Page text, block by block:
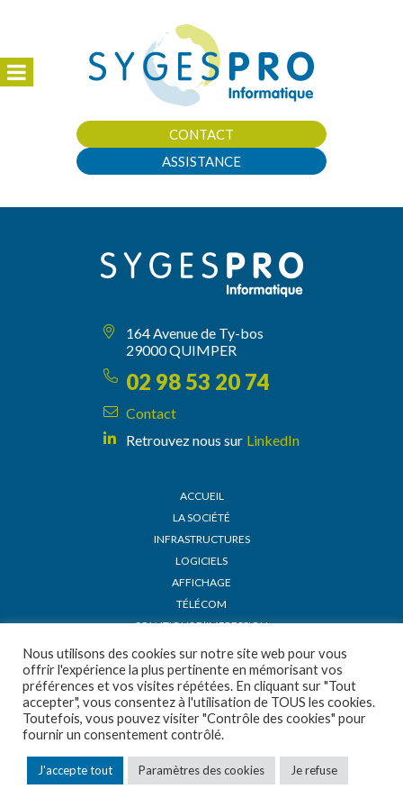
CONTACT
ASSISTANCE
164 Avenue de Ty-bos
29000 QUIMPER
02 98 53 20 74
Contact
Retrouvez nous sur LinkedIn
ACCUEIL
LA SOCIÉTÉ
INFRASTRUCTURES
LOGICIELS
AFFICHAGE
TÉLÉCOM
SOLUTIONS D’IMPRESSION
ACTUALITÉS
DEMANDE DE DEVIS
RECRUTEMENT
CONDITIONS GÉNÉRALES DE VENTE
© 2025 CONCEPTION & DÉVELOPPEMENT NETAO
TOUS DROITS RÉSERVÉS
Nous utilisons des cookies sur notre site web pour vous
offrir l'expérience la plus pertinente en mémorisant vos
préférences et vos visites répétées. En cliquant sur "Tout
accepter", vous consentez à l'utilisation de TOUS les cookies.
Toutefois, vous pouvez visiter "Contrôle des cookies" pour
fournir un consentement contrôlé.
J'accepte tout Paramètres des cookies Je refuse